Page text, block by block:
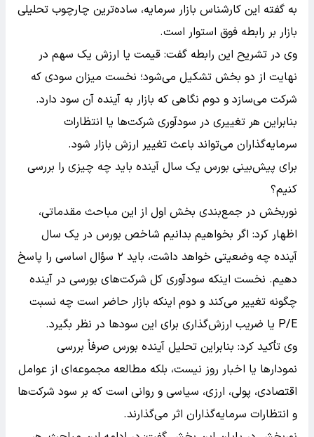
به گفته این کارشناس بازار سرمایه، ساده‌ترین چارچوب تحلیلی
بازار بر رابطه فوق استوار است.
وی در تشریح این رابطه گفت: قیمت یا ارزش یک سهم در
نهایت از دو بخش تشکیل می‌شود؛ نخست میزان سودی که
شرکت می‌سازد و دوم نگاهی که بازار به آینده آن سود دارد.
بنابراین هر تغییری در سودآوری شرکت‌ها یا انتظارات
سرمایه‌گذاران می‌تواند باعث تغییر ارزش بازار شود.
برای پیش‌بینی بورس یک سال آینده باید چه چیزی را بررسی
کنیم؟
نوربخش در جمع‌بندی بخش اول از این مباحث مقدماتی،
اظهار کرد: اگر بخواهیم بدانیم شاخص بورس در یک سال
آینده چه وضعیتی خواهد داشت، باید ۲ سؤال اساسی را پاسخ
دهیم. نخست اینکه سودآوری کل شرکت‌های بورسی در آینده
چگونه تغییر می‌کند و دوم اینکه بازار حاضر است چه نسبت
P/E یا ضریب ارزش‌گذاری برای این سودها در نظر بگیرد.
وی تأکید کرد: بنابراین تحلیل آینده بورس صرفاً بررسی
نمودارها یا اخبار روز نیست، بلکه مطالعه مجموعه‌ای از عوامل
اقتصادی، پولی، ارزی، سیاسی و روانی است که بر سود شرکت‌ها
و انتظارات سرمایه‌گذاران اثر می‌گذارند.